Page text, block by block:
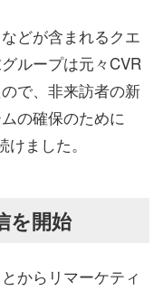
どが含まれるクエ
ループは元々CVR
で、非来訪者の新
の確保のために
ました。
を開始
からリマーケティ